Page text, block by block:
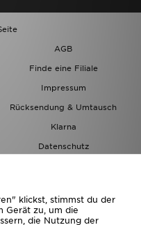
AGB
Finde eine Filiale
Impressum
Rücksendung & Umtausch
Klarna
Datenschutz
klickst, stimmst du der
Gerät zu, um die
die Nutzung der